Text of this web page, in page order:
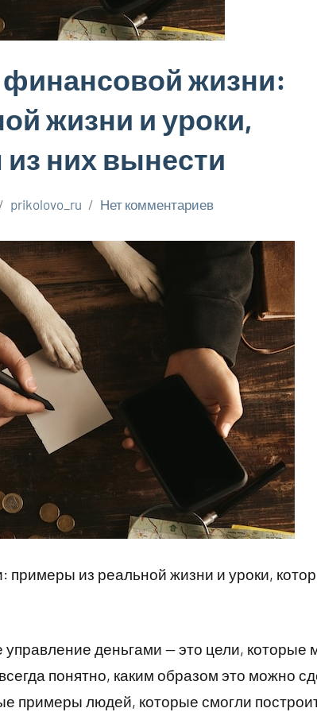
жизни:
жизни и уроки,
них вынести
prikolovo_ru Нет комментариев
из реальной жизни и уроки,
деньгами — это цели, которые
понятно, каким образом это можно
примеры людей, которые смогли